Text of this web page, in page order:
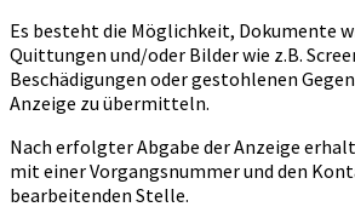
Es besteht die Möglichkeit, Dokumente
Quittungen und/oder Bilder wie z.B.
Beschädigungen oder gestohlenen
Anzeige zu übermitteln.
Nach erfolgter Abgabe der Anzeige
mit einer Vorgangsnummer und den
bearbeitenden Stelle.